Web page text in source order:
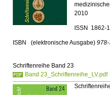
2010
ISSN 1862-
ISBN (elektronische Ausgabe)
Schriftenreihe Band 23
Band 23_Schriftenreihe_LV.pdf